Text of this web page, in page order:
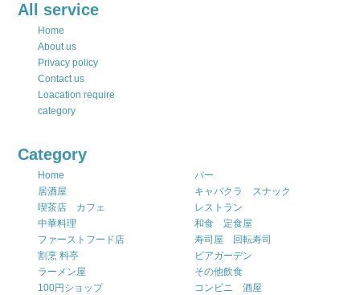
All service
Home
About us
Privacy policy
Contact us
Loacation require
category
Category
Home
バー
居酒屋
キャバクラ スナック
喫茶店 カフェ
レストラン
中華料理
和食 定食屋
ファーストフード店
寿司屋 回転寿司
割烹 料亭
ビアガーデン
ラーメン屋
その他飲食
100円ショップ
コンビニ 酒屋